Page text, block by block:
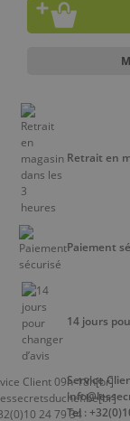
Retrait en
Paiement
14 jours
Service
Tel :